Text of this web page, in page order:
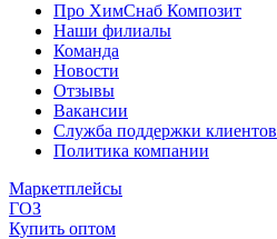
Про ХимСнаб Композит
Наши филиалы
Команда
Новости
Отзывы
Вакансии
Служба поддержки клиентов
Политика компании
Маркетплейсы
ГОЗ
Купить оптом